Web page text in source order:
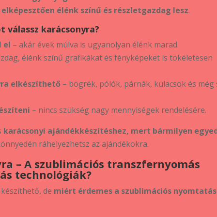
élénk színű és részletgazdag lesz.
válassz karácsonyra?
el – akár évek múlva is ugyanolyan élénk marad.
élénk színű grafikákat és fényképeket is tökéletesen
elkészíthető – bögrék, pólók, párnák, kulacsok és még
– nincs szükség nagy mennyiségek rendelésére.
karácsonyi ajándékkészítéshez, mert bármilyen
ráhelyezhetsz az ajándékokra.
– A szublimációs transzfernyomás
technológiák?
de miért érdemes a szublimációs